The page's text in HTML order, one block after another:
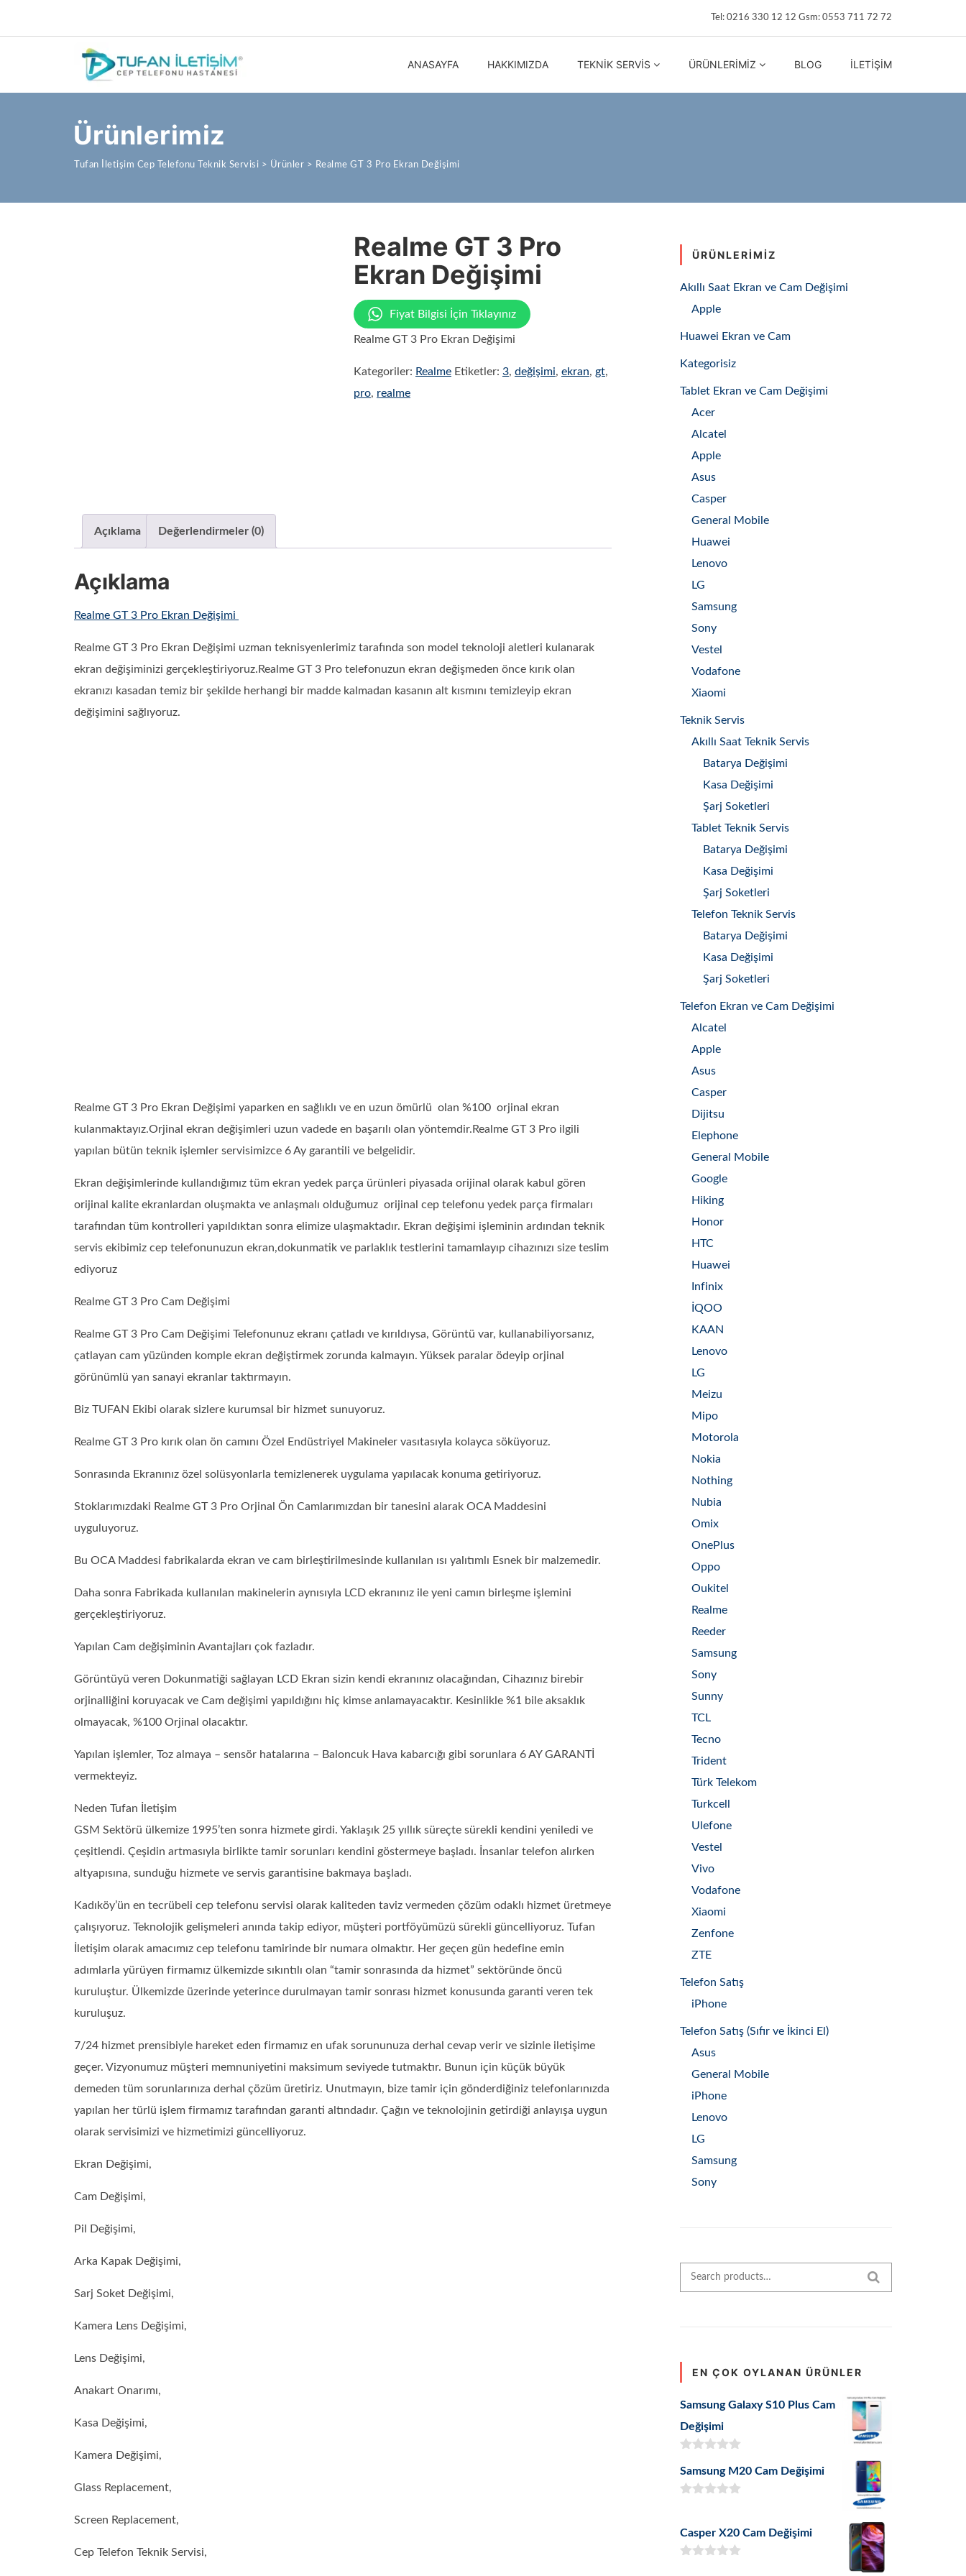
Tel: 0216 330 12 12 Gsm: 0553 711 72 72
ANASAYFA HAKKIMIZDA TEKNIK SERVIS ÜRÜNLERIMIZ BLOG İLETIŞIM
Ürünlerimiz
Tufan İletişim Cep Telefonu Teknik Servisi > Ürünler > Realme GT 3 Pro Ekran Değişimi
Realme GT 3 Pro
Ekran Değişimi
Fiyat Bilgisi İçin Tıklayınız
Realme GT 3 Pro Ekran Değişimi
Kategoriler: Realme Etiketler: 3, değişimi, ekran, gt,
pro, realme
Açıklama Değerlendirmeler (0)
Açıklama
Realme GT 3 Pro Ekran Değişimi
Realme GT 3 Pro Ekran Değişimi uzman teknisyenlerimiz tarafında son model teknoloji aletleri kulanarak
ekran değişiminizi gerçekleştiriyoruz.Realme GT 3 Pro telefonuzun ekran değişmeden önce kırık olan
ekranızı kasadan temiz bir şekilde herhangi bir madde kalmadan kasanın alt kısmını temizleyip ekran
değişimini sağlıyoruz.
Realme GT 3 Pro Ekran Değişimi yaparken en sağlıklı ve en uzun ömürlü olan %100 orjinal ekran
kulanmaktayız.Orjinal ekran değişimleri uzun vadede en başarılı olan yöntemdir.Realme GT 3 Pro ilgili
yapılan bütün teknik işlemler servisimizce 6 Ay garantili ve belgelidir.
Ekran değişimlerinde kullandığımız tüm ekran yedek parça ürünleri piyasada orijinal olarak kabul gören
orijinal kalite ekranlardan oluşmakta ve anlaşmalı olduğumuz orijinal cep telefonu yedek parça firmaları
tarafından tüm kontrolleri yapıldıktan sonra elimize ulaşmaktadır. Ekran değişimi işleminin ardından teknik
servis ekibimiz cep telefonunuzun ekran,dokunmatik ve parlaklık testlerini tamamlayıp cihazınızı size teslim
ediyoruz
Realme GT 3 Pro Cam Değişimi
Realme GT 3 Pro Cam Değişimi Telefonunuz ekranı çatladı ve kırıldıysa, Görüntü var, kullanabiliyorsanız,
çatlayan cam yüzünden komple ekran değiştirmek zorunda kalmayın. Yüksek paralar ödeyip orjinal
görünümlü yan sanayi ekranlar taktırmayın.
Biz TUFAN Ekibi olarak sizlere kurumsal bir hizmet sunuyoruz.
Realme GT 3 Pro kırık olan ön camını Özel Endüstriyel Makineler vasıtasıyla kolayca söküyoruz.
Sonrasında Ekranınız özel solüsyonlarla temizlenerek uygulama yapılacak konuma getiriyoruz.
Stoklarımızdaki Realme GT 3 Pro Orjinal Ön Camlarımızdan bir tanesini alarak OCA Maddesini
uyguluyoruz.
Bu OCA Maddesi fabrikalarda ekran ve cam birleştirilmesinde kullanılan ısı yalıtımlı Esnek bir malzemedir.
Daha sonra Fabrikada kullanılan makinelerin aynısıyla LCD ekranınız ile yeni camın birleşme işlemini
gerçekleştiriyoruz.
Yapılan Cam değişiminin Avantajları çok fazladır.
Görüntüyü veren Dokunmatiği sağlayan LCD Ekran sizin kendi ekranınız olacağından, Cihazınız birebir
orjinalliğini koruyacak ve Cam değişimi yapıldığını hiç kimse anlamayacaktır. Kesinlikle %1 bile aksaklık
olmayacak, %100 Orjinal olacaktır.
Yapılan işlemler, Toz almaya – sensör hatalarına – Baloncuk Hava kabarcığı gibi sorunlara 6 AY GARANTİ
vermekteyiz.
Neden Tufan İletişim
GSM Sektörü ülkemize 1995’ten sonra hizmete girdi. Yaklaşık 25 yıllık süreçte sürekli kendini yeniledi ve
çeşitlendi. Çeşidin artmasıyla birlikte tamir sorunları kendini göstermeye başladı. İnsanlar telefon alırken
altyapısına, sunduğu hizmete ve servis garantisine bakmaya başladı.
Kadıköy’ün en tecrübeli cep telefonu servisi olarak kaliteden taviz vermeden çözüm odaklı hizmet üretmeye
çalışıyoruz. Teknolojik gelişmeleri anında takip ediyor, müşteri portföyümüzü sürekli güncelliyoruz. Tufan
İletişim olarak amacımız cep telefonu tamirinde bir numara olmaktır. Her geçen gün hedefine emin
adımlarla yürüyen firmamız ülkemizde sıkıntılı olan “tamir sonrasında da hizmet” sektöründe öncü
kuruluştur. Ülkemizde üzerinde yeterince durulmayan tamir sonrası hizmet konusunda garanti veren tek
kuruluşuz.
7/24 hizmet prensibiyle hareket eden firmamız en ufak sorununuza derhal cevap verir ve sizinle iletişime
geçer. Vizyonumuz müşteri memnuniyetini maksimum seviyede tutmaktır. Bunun için küçük büyük
demeden tüm sorunlarınıza derhal çözüm üretiriz. Unutmayın, bize tamir için gönderdiğiniz telefonlarınızda
yapılan her türlü işlem firmamız tarafından garanti altındadır. Çağın ve teknolojinin getirdiği anlayışa uygun
olarak servisimizi ve hizmetimizi güncelliyoruz.
Ekran Değişimi,
Cam Değişimi,
Pil Değişimi,
Arka Kapak Değişimi,
Sarj Soket Değişimi,
Kamera Lens Değişimi,
Lens Değişimi,
Anakart Onarımı,
Kasa Değişimi,
Kamera Değişimi,
Glass Replacement,
Screen Replacement,
Cep Telefon Teknik Servisi,
ÜRÜNLERIMIZ
Akıllı Saat Ekran ve Cam Değişimi
Apple
Huawei Ekran ve Cam
Kategorisiz
Tablet Ekran ve Cam Değişimi
Acer
Alcatel
Apple
Asus
Casper
General Mobile
Huawei
Lenovo
LG
Samsung
Sony
Vestel
Vodafone
Xiaomi
Teknik Servis
Akıllı Saat Teknik Servis
Batarya Değişimi
Kasa Değişimi
Şarj Soketleri
Tablet Teknik Servis
Batarya Değişimi
Kasa Değişimi
Şarj Soketleri
Telefon Teknik Servis
Batarya Değişimi
Kasa Değişimi
Şarj Soketleri
Telefon Ekran ve Cam Değişimi
Alcatel
Apple
Asus
Casper
Dijitsu
Elephone
General Mobile
Google
Hiking
Honor
HTC
Huawei
Infinix
İQOO
KAAN
Lenovo
LG
Meizu
Mipo
Motorola
Nokia
Nothing
Nubia
Omix
OnePlus
Oppo
Oukitel
Realme
Reeder
Samsung
Sony
Sunny
TCL
Tecno
Trident
Türk Telekom
Turkcell
Ulefone
Vestel
Vivo
Vodafone
Xiaomi
Zenfone
ZTE
Telefon Satış
iPhone
Telefon Satış (Sıfır ve İkinci El)
Asus
General Mobile
iPhone
Lenovo
LG
Samsung
Sony
Search for:
EN ÇOK OYLANAN ÜRÜNLER
Samsung Galaxy S10 Plus Cam
Değişimi
5.00oy aldı
Samsung M20 Cam Değişimi
Casper X20 Cam Değişimi